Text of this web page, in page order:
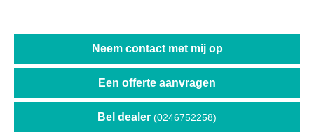
Neem contact met mij op
Een offerte aanvragen
Bel dealer (0246752258)